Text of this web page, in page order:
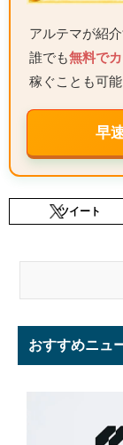
アルテマが紹
誰でも無料で
稼ぐことも可能
早
ツイート
おすすめニュ